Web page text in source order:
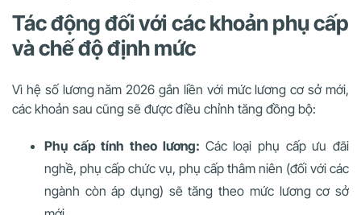
Tác động đối với các khoản phụ cấp
và chế độ định mức
Vì hệ số lương năm 2026 gắn liền với mức lương cơ sở mới,
các khoản sau cũng sẽ được điều chỉnh tăng đồng bộ:
Phụ cấp tính theo lương: Các loại phụ cấp ưu đãi
nghề, phụ cấp chức vụ, phụ cấp thâm niên (đối với các
ngành còn áp dụng) sẽ tăng theo mức lương cơ sở